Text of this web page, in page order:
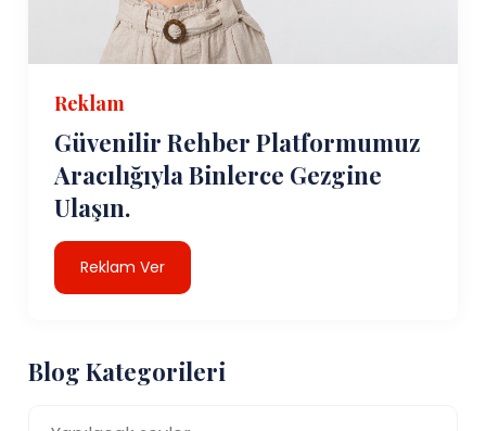
Reklam
Güvenilir Rehber Platformumuz
Aracılığıyla Binlerce Gezgine
Ulaşın.
Reklam Ver
Blog Kategorileri